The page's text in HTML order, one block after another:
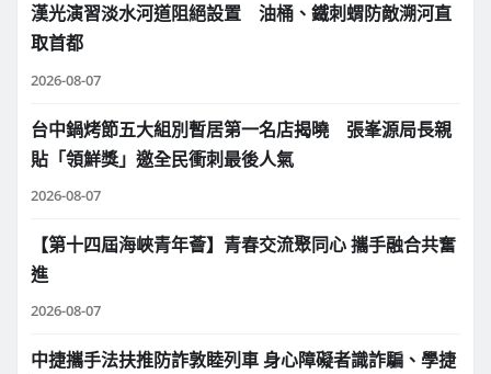
漢光演習淡水河道阻絕設置 油桶、鐵刺蝟防敵溯河直
取首都
2026-08-07
台中鍋烤節五大組別暫居第一名店揭曉 張峯源局長親
貼「領鮮獎」邀全民衝刺最後人氣
2026-08-07
【第十四屆海峽青年薈】青春交流聚同心 攜手融合共奮
進
2026-08-07
中捷攜手法扶推防詐敦睦列車 身心障礙者識詐騙、學捷